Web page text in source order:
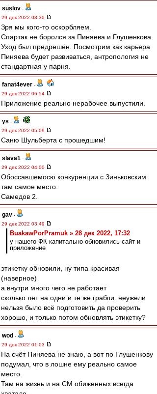
suslov -
29 дек 2022 08:30
Зря мы кого-то оскорбляем.
Спартак не боролся за Пиняева и Глушенкова.
Уход был предрешён. Посмотрим как карьера
Пиняева будет развиваться, антропология не
стандартная у парня.
fanat4ever -
29 дек 2022 06:54
Приложение реально нерабочее выпустили.
ys -
29 дек 2022 05:09
Саню Шульберта с прошедшим!
slava1 -
29 дек 2022 04:00
Обоссавшемосю конкуренции с Зиньковским
там самое место.
Самедов 2.
gav -
29 дек 2022 03:49
BuakawPorPramuk » 28 дек 2022, 17:32
у нашего ФК капитально обновились сайт и
приложение
этикетку обновили, ну типа красивая
(наверное)
а внутри много чего не работает
сколько лет на одни и те же грабли. неужели
нельзя было всё подготовить да проверить
хорошо, и только потом обновлять этикетку?
wod -
29 дек 2022 01:03
На счёт Пиняева не знаю, а вот по Глушенкову
подумал, что в лошне ему реально самое
место.
Там на жизнь и на СМ обиженных всегда